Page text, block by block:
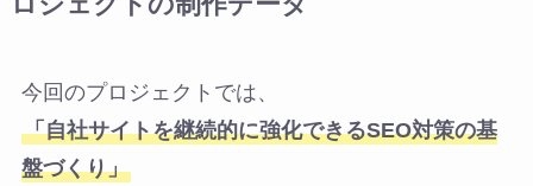
今回のプロジェクトでは、
「自社サイトを継続的に強化できるSEO対策の基
盤づくり」